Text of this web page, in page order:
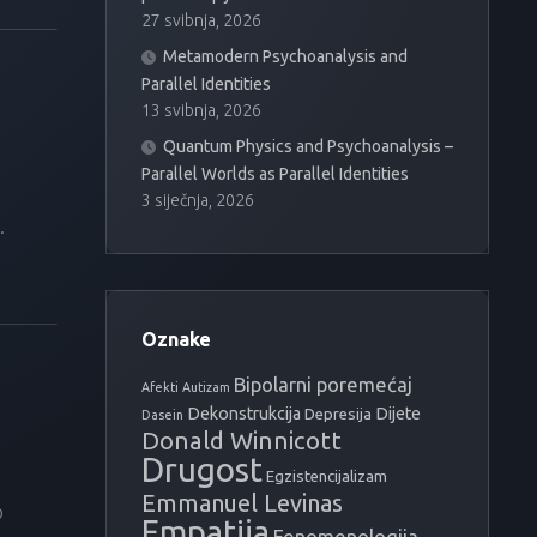
27 svibnja, 2026
Metamodern Psychoanalysis and
Parallel Identities
13 svibnja, 2026
Quantum Physics and Psychoanalysis –
Parallel Worlds as Parallel Identities
3 siječnja, 2026
Oznake
Afekti Autizam Bipolarni poremećaj
Dasein Dekonstrukcija Depresija Dijete
Donald Winnicott
Drugost Egzistencijalizam
Emmanuel Levinas